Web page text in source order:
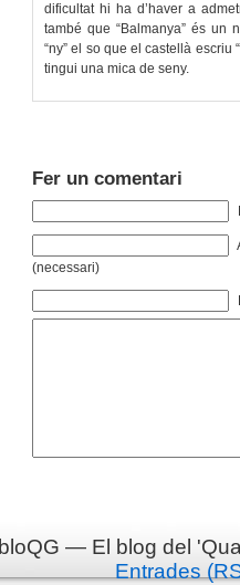
dificultat hi ha d’haver a
també que “Balmanya” és un
“ny” el so que el castellà escriu
tingui una mica de seny.
Fer un comentari
(necessari)
bloQG — El blog del
Entrades